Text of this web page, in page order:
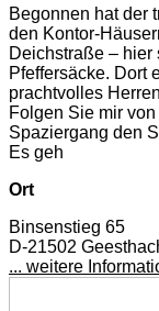
Begonnen hat der
den Kontor-
Deichstraße – hier
Pfeffersäcke. Dort
prachtvolles
Folgen Sie mir
Spaziergang den
Es geh
Ort
Binsenstieg 65
D-21502
... weitere